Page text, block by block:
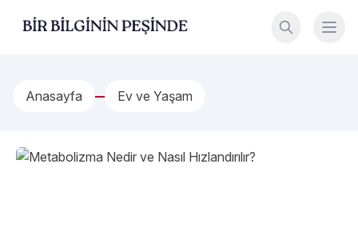
Bir Bilginin Peşinde!
Anasayfa Ev ve Yaşam